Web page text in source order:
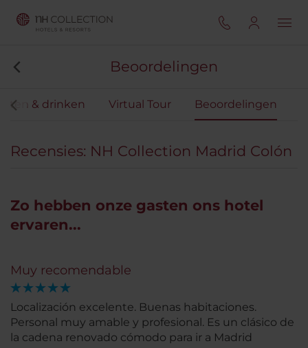
Beoordelingen
Eten & drinken Virtual Tour Beoordelingen
Recensies: NH Collection Madrid Colón
Zo hebben onze gasten ons hotel
ervaren...
Muy recomendable
Localización excelente. Buenas habitaciones.
Personal muy amable y profesional. Es un clásico de
la cadena renovado cómodo para ir a Madrid